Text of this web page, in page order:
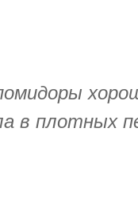
в плотных